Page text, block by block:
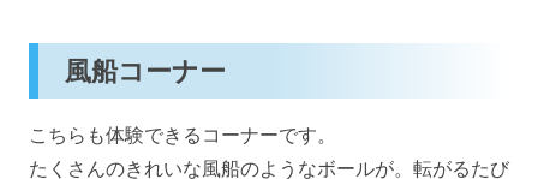
風船コーナー
こちらも体験できるコーナーです。
たくさんのきれいな風船のようなボールが。転がるたび